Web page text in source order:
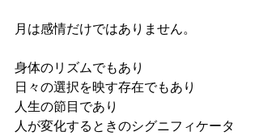
月は感情だけではありません。
身体のリズムでもあり
日々の選択を映す存在でもあり
人生の節目であり
人が変化するときのシグニフィケータ